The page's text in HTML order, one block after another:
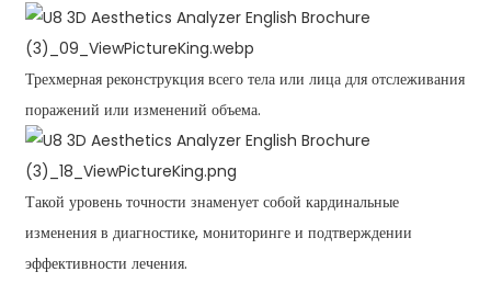
Трехмерная реконструкция всего тела или лица для отслеживания
поражений или изменений объема.
Такой уровень точности знаменует собой кардинальные
изменения в диагностике, мониторинге и подтверждении
эффективности лечения.